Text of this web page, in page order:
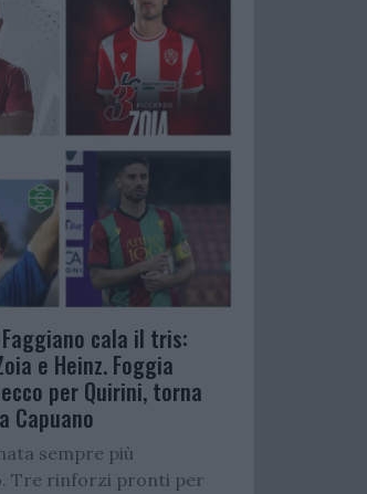
cala il tris:
e Heinz. Foggia
per Quirini, torna
Capuano
sempre più
Tre rinforzi pronti per